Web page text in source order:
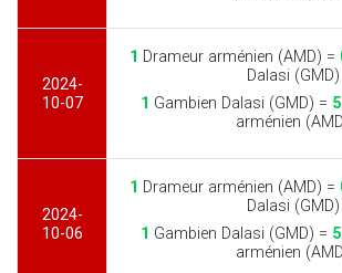
2024-
10-07
1 Drameur arménien (AMD) =
Dalasi (GMD)
1 Gambien Dalasi (GMD) =
arménien
2024-
10-06
1 Drameur arménien (AMD) =
Dalasi (GMD)
1 Gambien Dalasi (GMD) =
arménien